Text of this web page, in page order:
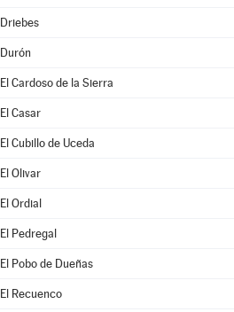
Driebes
Durón
El Cardoso de la Sierra
El Casar
El Cubillo de Uceda
El Olivar
El Ordial
El Pedregal
El Pobo de Dueñas
El Recuenco